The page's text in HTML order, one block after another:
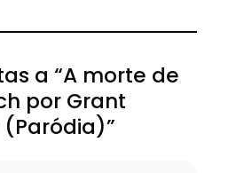
a “A morte de
por Grant